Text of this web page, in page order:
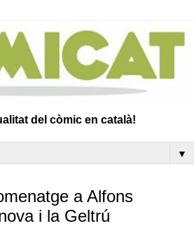
del còmic en català!
▼
a Alfons
i la Geltrú